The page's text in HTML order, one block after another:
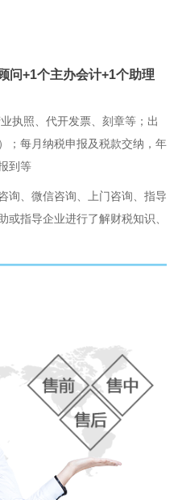
问+1个主办会计+1个助理
执照、代开发票、刻章等；出
；每月纳税申报及税款交纳，年
到等
询、微信咨询、上门咨询、指导
指导企业进行了解财税知识、